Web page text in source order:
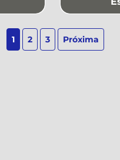
1 2 3 Próxima